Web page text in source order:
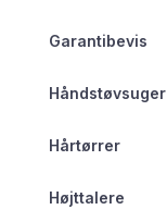
Garantibevis
Håndstøvsuger
Hårtørrer
Højttalere